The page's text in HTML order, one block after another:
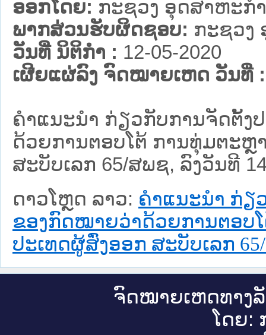
ອອກໂດຍ: ກະຊວງ ອຸດສາຫະກ
ພາກສ່ວນຮັບຜິດຊອບ: ກະຊວງ
ວັນທີ່ ນິຕິກໍາ : 12-05-2020
ເຜີຍແຜ່ລົງ ຈົດໝາຍເຫດ ວັນທີ່ :
ຄໍາແນະນໍາ ກ່ຽວກັບການຈັດຕັ້ງ
ດ້ວຍການຕອບໂຕ້ ການທຸ່ມຕະ
ສະບັບເລກ 65/ສພຊ, ລົງວັນທີ
ດາວໂຫຼດ ລາວ: ຄໍາແນະນໍາ ກ່ຽ
ຂອງກົດໝາຍວ່າດ້ວຍການຕອບ
ປະເທດຜູ້ສົ່ງອອກ ສະບັບເລກ
ຈົດ​ໝາຍ​ເຫດ​ທາງ​
ໂດຍ: